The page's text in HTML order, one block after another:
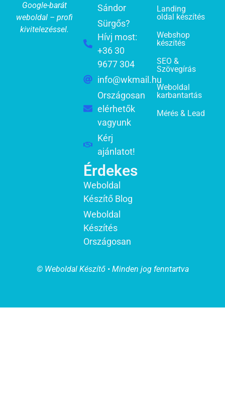
Google-barát
weboldal – profi
kivitelezéssel.
Sándor
Sürgős?
Hívj most:
+36 30
9677 304
info@wkmail.hu
Országosan
elérhetők
vagyunk
Kérj
ajánlatot!
Érdekes
Weboldal
Készítő Blog
Weboldal
Készítés
Országosan
Landing
oldal készítés
Webshop
készítés
SEO &
Szövegírás
Weboldal
karbantartás
Mérés & Lead
© Weboldal Készítő • Minden jog fenntartva